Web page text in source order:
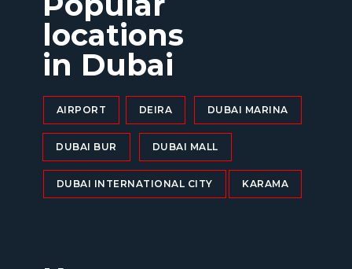
AIRPORT
KARAMA
DUBAI INTERNATIONAL CITY
DUBAI MALL
DUBAI BUR
DUBAI MARINA
DEIRA
locations
in Dubai